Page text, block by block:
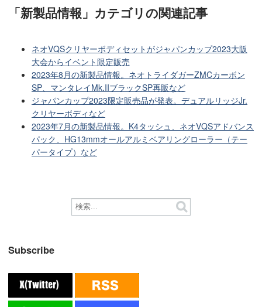
「新製品情報」カテゴリの関連記事
ネオVQSクリヤーボディセットがジャパンカップ2023大阪
大会からイベント限定販売
2023年8月の新製品情報。ネオトライダガーZMCカーボン
SP、マンタレイMk.IIブラックSP再販など
ジャパンカップ2023限定販売品が発表。デュアルリッジJr.
クリヤーボディなど
2023年7月の新製品情報。K4タッシュ、ネオVQSアドバンス
パック、HG13mmオールアルミベアリングローラー（テー
パータイプ）など
Subscribe